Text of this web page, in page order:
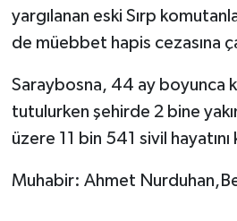
yargılanan eski Sırp
de müebbet hapis cezasına
Saraybosna, 44 ay boyunca
tutulurken şehirde 2 bine
üzere 11 bin 541 sivil
Muhabir: Ahmet